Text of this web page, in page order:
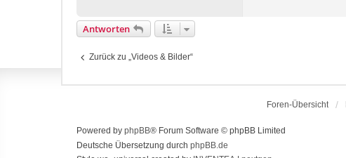
Antworten
Zurück zu „Videos & Bilder“
Foren-Übersicht
Powered by phpBB® Forum Software © phpBB Limited
Deutsche Übersetzung durch phpBB.de